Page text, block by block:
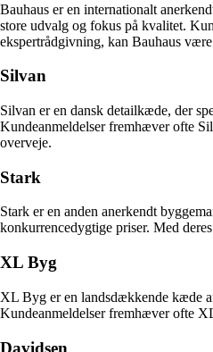
Bauhaus er en internationalt
store udvalg og fokus på kvalitet.
ekspertrådgivning, kan Bauhaus
Silvan
Silvan er en dansk detailkæde, der
Kundeanmeldelser fremhæver ofte
overveje.
Stark
Stark er en anden anerkendt
konkurrencedygtige priser. Med
XL Byg
XL Byg er en landsdækkende kæde
Kundeanmeldelser fremhæver ofte
Davidsen